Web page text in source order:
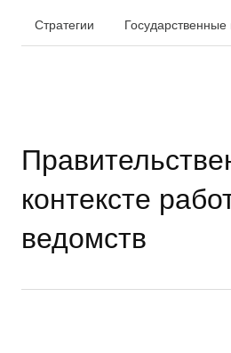
Стратегии
контексте
ведомств